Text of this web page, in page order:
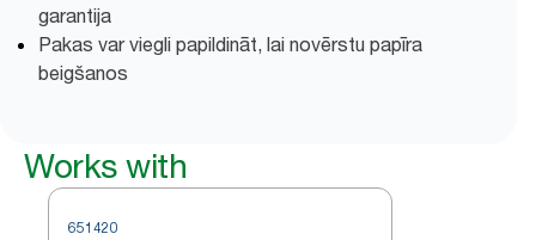
garantija
Pakas var viegli papildināt, lai novērstu papīra
beigšanos
Works with
651420